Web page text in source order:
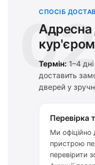
СПОСІБ
Адресна
кур'єром
Термін: 1–4
доставить
дверей у
Перевірка
Ми
пристрою
перевірити